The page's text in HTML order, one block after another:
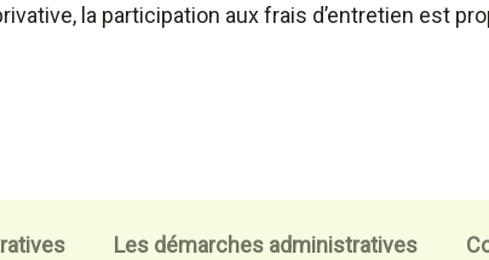
la participation aux frais d’entretien est
Les démarches administratives